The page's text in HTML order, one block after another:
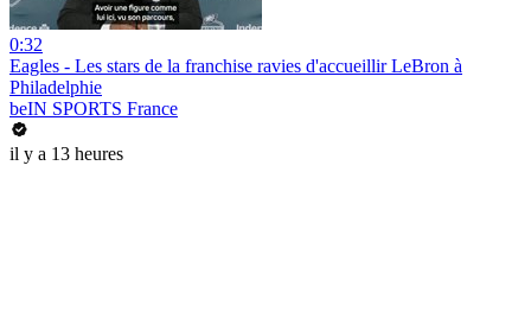
0:32
Eagles - Les stars de la franchise ravies d'accueillir LeBron à
Philadelphie
beIN SPORTS France
il y a 13 heures